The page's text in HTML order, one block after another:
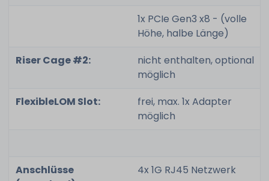
1x PCIe Gen3 x8 - (volle
Höhe, halbe Länge)
Riser Cage #2:
nicht enthalten, optional
möglich
FlexibleLOM Slot:
frei, max. 1x Adapter
möglich
Anschlüsse
4x 1G RJ45 Netzwerk